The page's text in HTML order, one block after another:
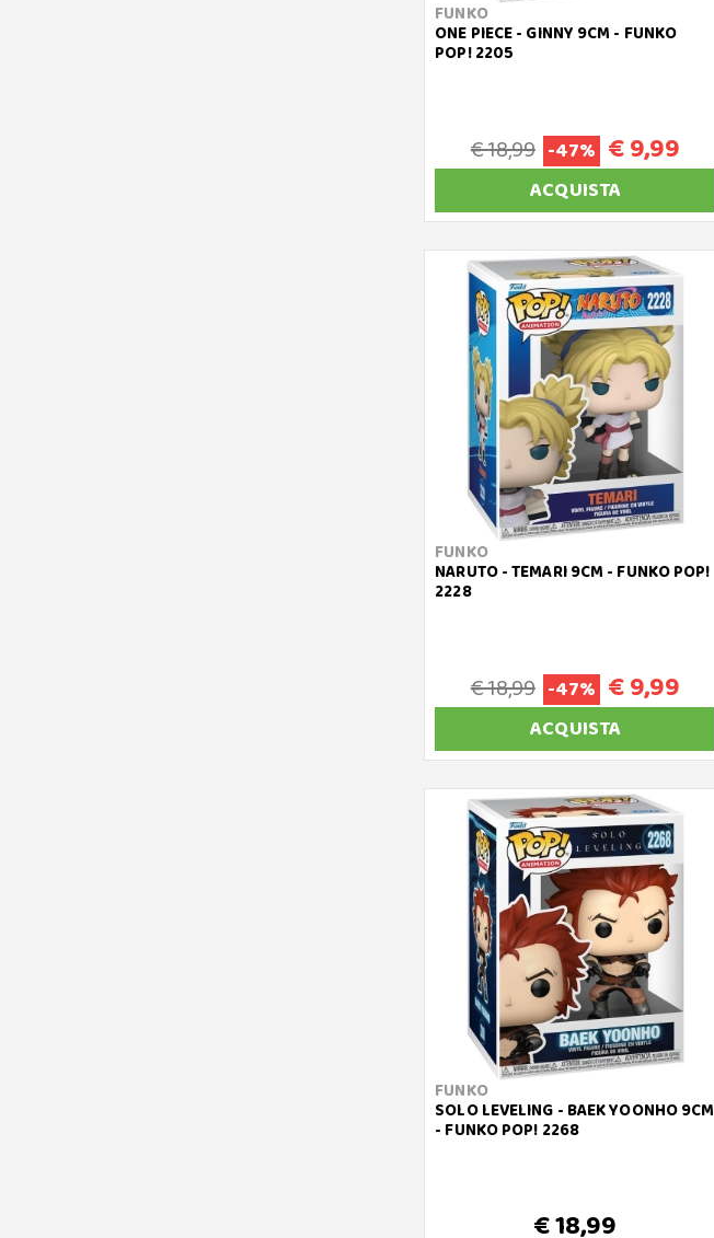
FUNKO
ONE PIECE - GINNY 9CM - FUNKO
POP! 2205
€ 18,99 -47% € 9,99
ACQUISTA
FUNKO
NARUTO - TEMARI 9CM - FUNKO POP!
2228
€ 18,99 -47% € 9,99
ACQUISTA
FUNKO
SOLO LEVELING - BAEK YOONHO 9CM
- FUNKO POP! 2268
€ 18,99